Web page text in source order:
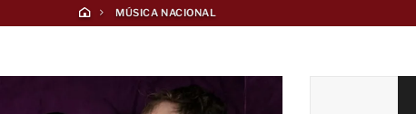
MÚSICA NACIONAL